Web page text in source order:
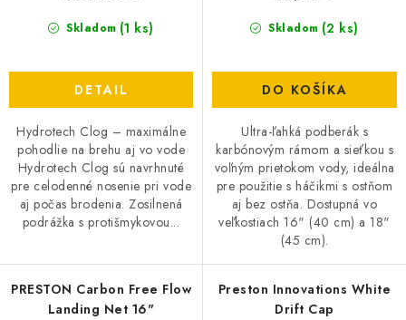
Skladom (1 ks)
DETAIL
Hydrotech Clog – maximálne
pohodlie na brehu aj vo vode
Hydrotech Clog sú navrhnuté
pre celodenné nosenie pri vode
aj počas brodenia. Zosilnená
podrážka s protišmykovou...
Skladom (2 ks)
DO KOŠÍKA
Ultra-ľahká podberák s
karbónovým rámom a sieťkou s
voľným prietokom vody, ideálna
pre použitie s háčikmi s ostňom
aj bez ostňa. Dostupná vo
veľkostiach 16" (40 cm) a 18"
(45 cm).
PRESTON Carbon Free Flow
Landing Net 16"
Preston Innovations White
Drift Cap